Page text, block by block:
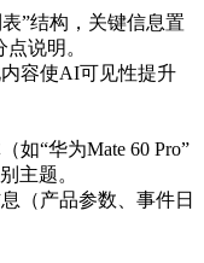
”结构，关键信息置
说明。
容使AI可见性提升
如“华为Mate 60 Pro”
主题。
（产品参数、事件日